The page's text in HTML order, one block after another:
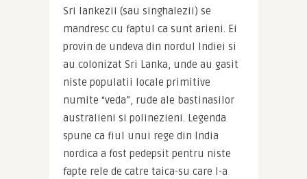
Sri lankezii (sau singhalezii) se
mandresc cu faptul ca sunt arieni. Ei
provin de undeva din nordul Indiei si
au colonizat Sri Lanka, unde au gasit
niste populatii locale primitive
numite “veda”, rude ale bastinasilor
australieni si polinezieni. Legenda
spune ca fiul unui rege din India
nordica a fost pedepsit pentru niste
fapte rele de catre taica-su care l-a